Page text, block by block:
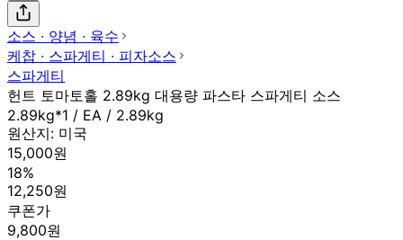
소스 ∙ 양념 ∙ 육수
케찹 ∙ 스파게티 ∙ 피자소스
스파게티
헌트 토마토홀 2.89kg 대용량 파스타 스파게티 소스
2.89kg*1 / EA / 2.89kg
원산지: 미국
15,000원
18%
12,250원
쿠폰가
9,800원